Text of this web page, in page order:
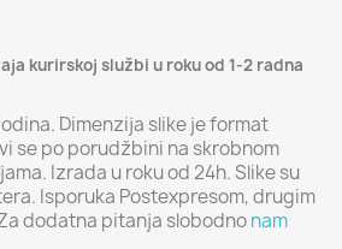
kurirskoj službi u roku od 1-2 radna
Dimenzija slike je format
se po porudžbini na skrobnom
Izrada u roku od 24h. Slike su
Isporuka Postexpresom, drugim
dodatna pitanja slobodnonam